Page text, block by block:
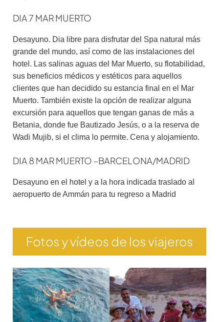
DIA 7 MAR MUERTO
Desayuno. Dia libre para disfrutar del Spa natural más
grande del mundo, así como de las instalaciones del
hotel. Las salinas aguas del Mar Muerto, su flotabilidad,
sus beneficios médicos y estéticos para aquellos
clientes que han decidido su estancia final en el Mar
Muerto. También existe la opción de realizar alguna
excursión para aquellos que tengan ganas de más a
Betania, donde fue Bautizado Jesús, o a la reserva de
Wadi Mujib, si el clima lo permite. Cena y alojamiento.
DIA 8 MAR MUERTO –BARCELONA/MADRID
Desayuno en el hotel y a la hora indicada traslado al
aeropuerto de Ammán para tu regreso a Madrid
Fotos y vídeos de los viajeros